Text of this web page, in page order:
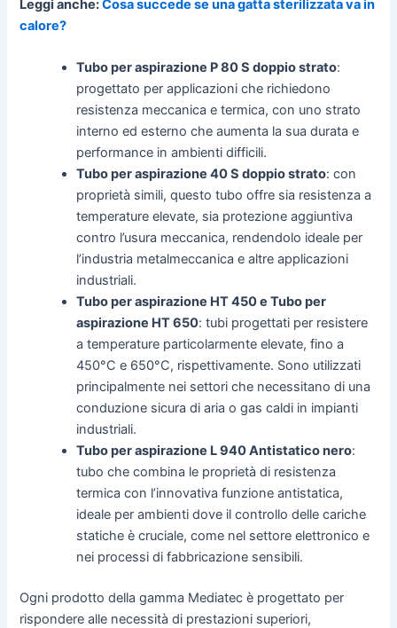
Leggi anche:Cosa succede se una gatta sterilizzata va in
calore?
Tubo per aspirazione P 80 S doppio strato:
progettato per applicazioni che richiedono
resistenza meccanica e termica, con uno strato
interno ed esterno che aumenta la sua durata e
performance in ambienti difficili.
Tubo per aspirazione 40 S doppio strato: con
proprietà simili, questo tubo offre sia resistenza a
temperature elevate, sia protezione aggiuntiva
contro l’usura meccanica, rendendolo ideale per
l’industria metalmeccanica e altre applicazioni
industriali.
Tubo per aspirazione HT 450 e Tubo per
aspirazione HT 650: tubi progettati per resistere
a temperature particolarmente elevate, fino a
450°C e 650°C, rispettivamente. Sono utilizzati
principalmente nei settori che necessitano di una
conduzione sicura di aria o gas caldi in impianti
industriali.
Tubo per aspirazione L 940 Antistatico nero:
tubo che combina le proprietà di resistenza
termica con l’innovativa funzione antistatica,
ideale per ambienti dove il controllo delle cariche
statiche è cruciale, come nel settore elettronico e
nei processi di fabbricazione sensibili.
Ogni prodotto della gamma Mediatec è progettato per
rispondere alle necessità di prestazioni superiori,